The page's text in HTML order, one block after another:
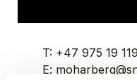
T: +47 975 19 119
E: